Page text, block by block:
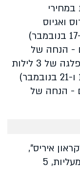
לרודוס ואגיוס
ניקולאוס בכרתים (יציאה ב-10 וב-17 בנובמבר)
אירו לאדם - הנחה של
כ-20% בהשוואה למחירי הקיץ. הפלגה של 3 לילות
ללרנקה בקפריסין (יציאות ב-7, 14 ו-21 בנובמבר)
אירו לאדם - הנחה של
איריס",
הכוללת 750 חדרים, 11 קומות, 6 מעליות, 5